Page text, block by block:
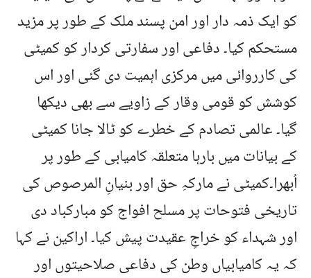
کو ایک ذمہ دار اور امن پسند ملک کے طور پر مزید
مستحکم کیا۔ دفاعی اور سفارتی کردار کو کمیٹی
کی کارروائی میں مرکزی اہمیت دی گئی اور اس
کوشش کو قومی وقار کے زاویے سے بھی دیکھا
گیا۔ عالمی تصادم کے خطرے کو ٹالا جانا کمیٹی
کے بیانات میں بارہا متعلقہ کامیابی کے طور پر
اُبھرا۔کمیٹی نے مارکہِ حق اور بنیانِ المرصوص کی
تاریخی فتوحات پر مسلح افواج کو مبارکباد دی
اور شہداء کو خراجِ عقیدت پیش کیا۔ اراکین نے کہا
کہ یہ کامیابیاں وطن کی دفاعی صلاحیتوں اور